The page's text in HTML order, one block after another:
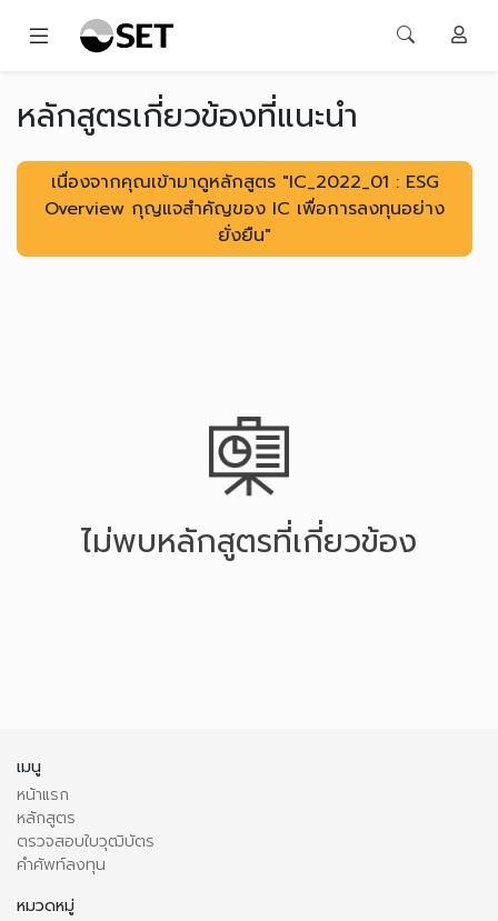
หลักสูตรเกี่ยวข้องที่แนะนำ
เนื่องจากคุณเข้ามาดูหลักสูตร "IC_2022_01 : ESG
Overview กุญแจสำคัญของ IC เพื่อการลงทุนอย่าง
ยั่งยืน"
ไม่พบหลักสูตรที่เกี่ยวข้อง
เมนู
หน้าแรก
หลักสูตร
ตรวจสอบใบวุฒิบัตร
คำศัพท์ลงทุน
หมวดหมู่